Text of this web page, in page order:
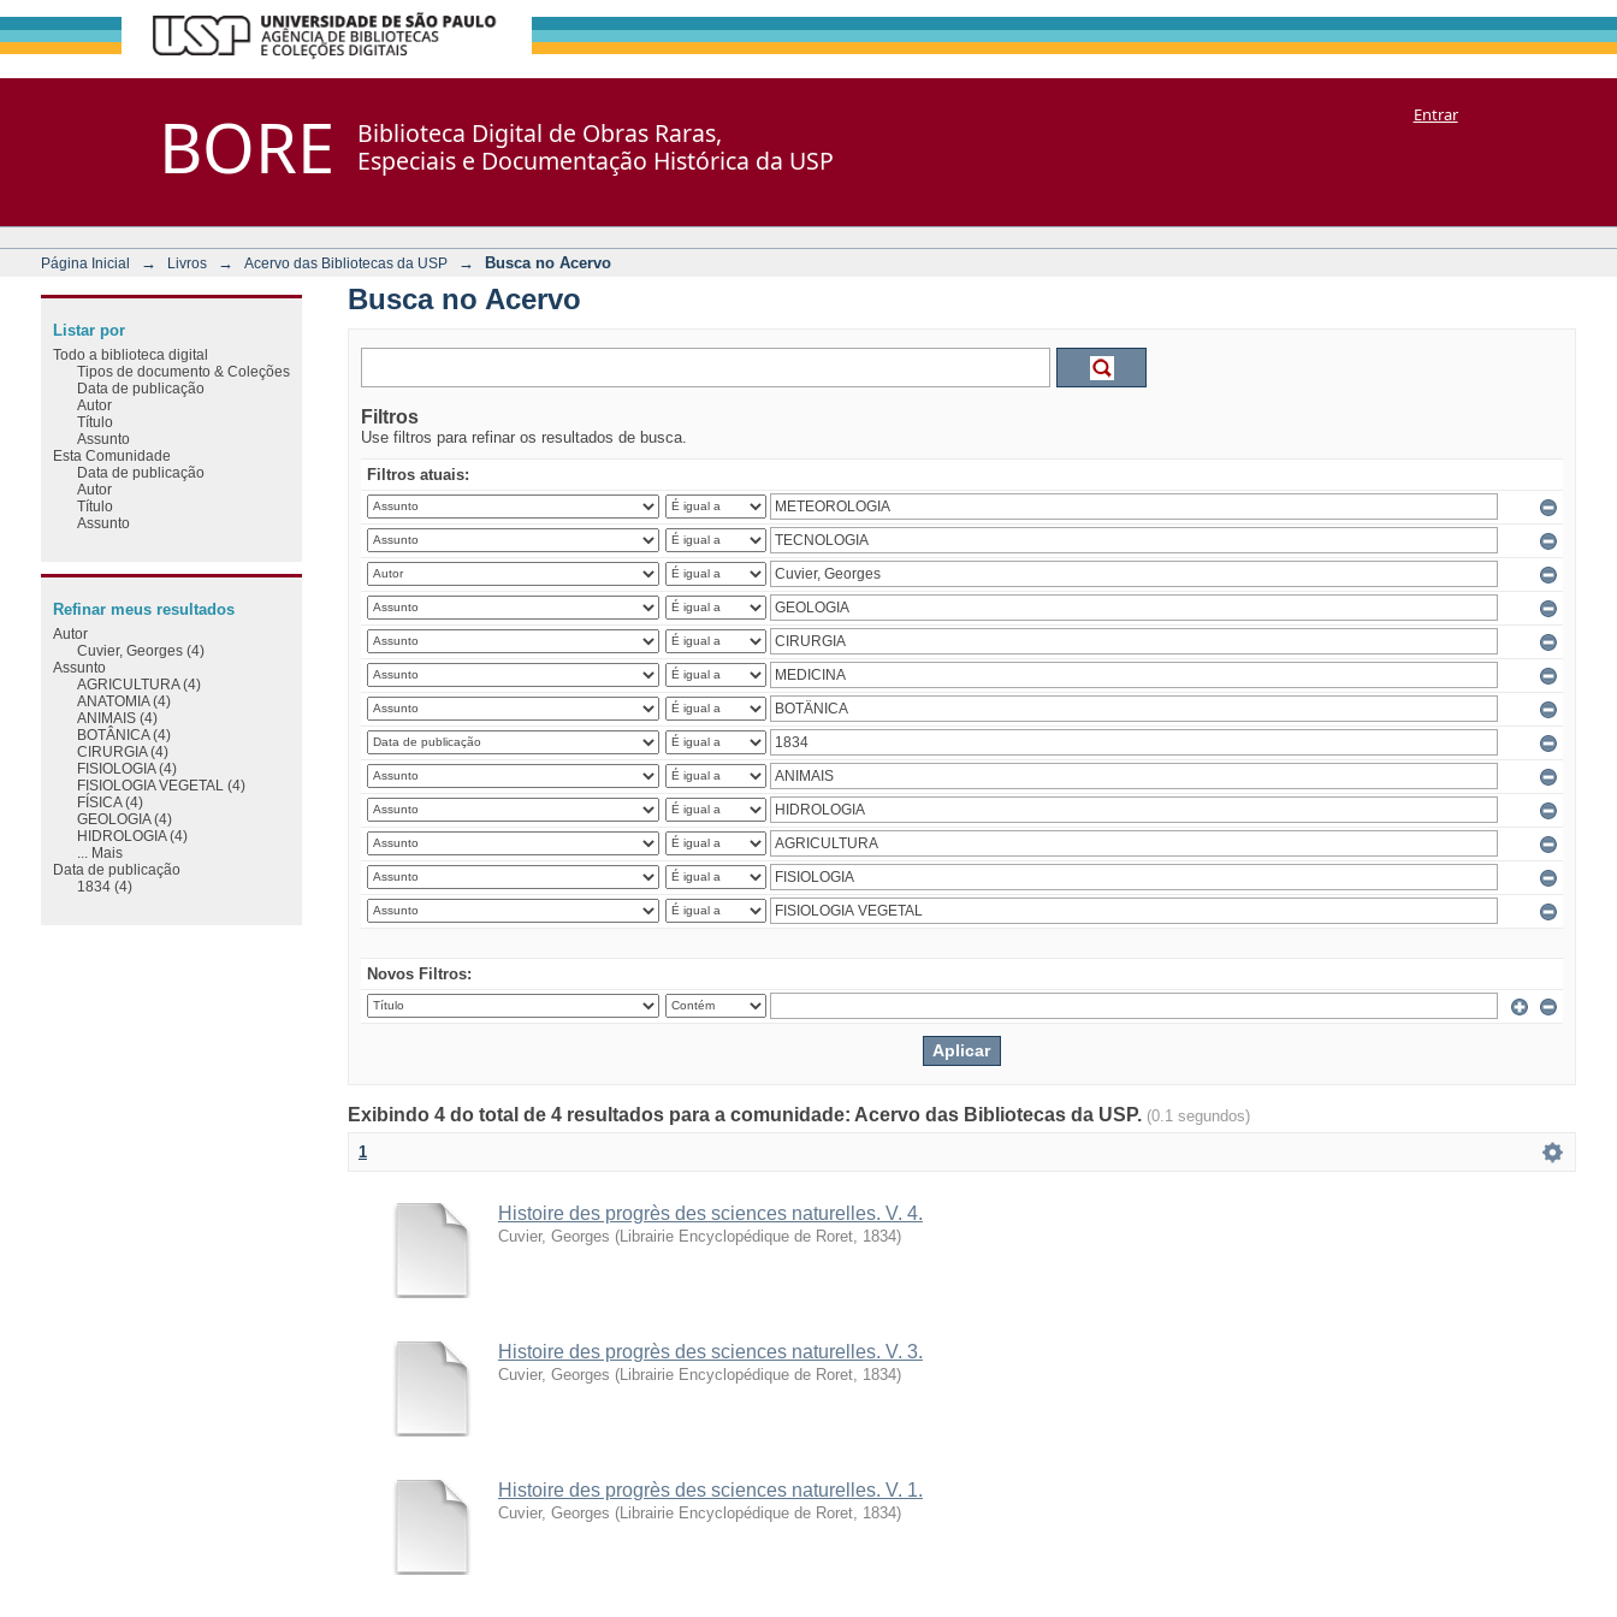
BORE
Biblioteca Digital de Obras Raras,
Especiais e Documentação Histórica da USP
Entrar
Página Inicial → Livros → Acervo das Bibliotecas da USP → Busca no Acervo
Busca no Acervo
Filtros
Use filtros para refinar os resultados de busca.
Filtros atuais:
Novos Filtros:
Exibindo 4 do total de 4 resultados para a comunidade: Acervo das Bibliotecas da USP. (0.1 segundos)
1
Histoire des progrès des sciences naturelles. V. 4.
Cuvier, Georges (Librairie Encyclopédique de Roret, 1834)
Histoire des progrès des sciences naturelles. V. 3.
Cuvier, Georges (Librairie Encyclopédique de Roret, 1834)
Histoire des progrès des sciences naturelles. V. 1.
Cuvier, Georges (Librairie Encyclopédique de Roret, 1834)
Listar por
Todo a biblioteca digital
Tipos de documento & Coleções
Data de publicação
Autor
Título
Assunto
Esta Comunidade
Data de publicação
Autor
Título
Assunto
Refinar meus resultados
Autor
Cuvier, Georges (4)
Assunto
AGRICULTURA (4)
ANATOMIA (4)
ANIMAIS (4)
BOTÂNICA (4)
CIRURGIA (4)
FISIOLOGIA (4)
FISIOLOGIA VEGETAL (4)
FÍSICA (4)
GEOLOGIA (4)
HIDROLOGIA (4)
... Mais
Data de publicação
1834 (4)